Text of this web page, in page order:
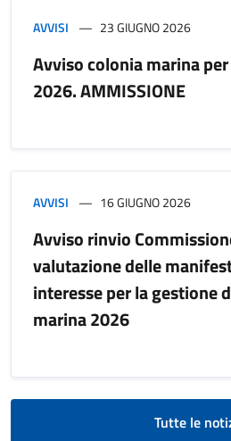
AVVISI 23 GIUGNO 2026
Avviso colonia marina
2026. AMMISSIONE
AVVISI 16 GIUGNO 2026
Avviso rinvio
valutazione delle
interesse per la gestione
marina 2026
Tutte le